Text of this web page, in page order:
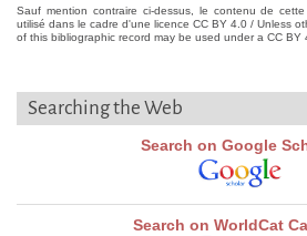
Sauf mention contraire ci-dessus, le contenu de
utilisé dans le cadre d'une licence CC BY 4.0 / Unless
of this bibliographic record may be used under a CC BY
Searching the Web
Search on Google
Search on WorldCat